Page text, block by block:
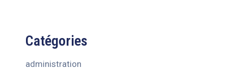
Catégories
administration